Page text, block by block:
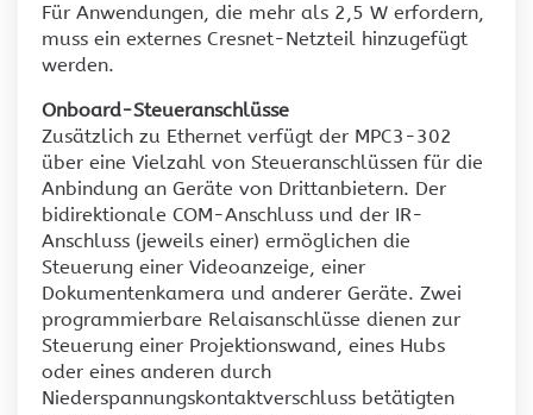
Für Anwendungen, die mehr als 2,5 W erfordern,
muss ein externes Cresnet-Netzteil hinzugefügt
werden.
Onboard-Steueranschlüsse
Zusätzlich zu Ethernet verfügt der MPC3-302
über eine Vielzahl von Steueranschlüssen für die
Anbindung an Geräte von Drittanbietern. Der
bidirektionale COM-Anschluss und der IR-
Anschluss (jeweils einer) ermöglichen die
Steuerung einer Videoanzeige, einer
Dokumentenkamera und anderer Geräte. Zwei
programmierbare Relaisanschlüsse dienen zur
Steuerung einer Projektionswand, eines Hubs
oder eines anderen durch
Niederspannungskontaktverschluss betätigten